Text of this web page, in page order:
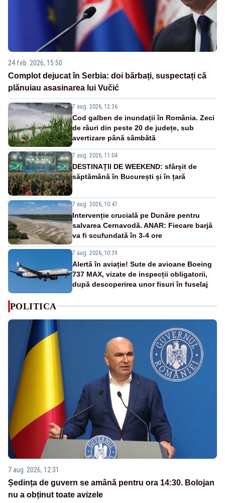
24 feb. 2026, 15:50
Complot dejucat în Serbia: doi bărbați, suspectați că
plănuiau asasinarea lui Vučić
7 aug. 2026, 12:36
Cod galben de inundații în România. Zeci
de râuri din peste 20 de județe, sub
avertizare până sâmbătă
7 aug. 2026, 11:04
DESTINAȚII DE WEEKEND: sfârșit de
săptămână în București și în țară
7 aug. 2026, 10:47
Intervenție crucială pe Dunăre pentru
salvarea Cernavodă. ANAR: Fiecare barjă
va fi scufundată în 3-4 ore
7 aug. 2026, 10:39
Alertă în aviație! Sute de avioane Boeing
737 MAX, vizate de inspecții obligatorii,
după descoperirea unor fisuri în fuselaj
POLITICA
7 aug. 2026, 12:31
Ședința de guvern se amână pentru ora 14:30. Bolojan
nu a obținut toate avizele